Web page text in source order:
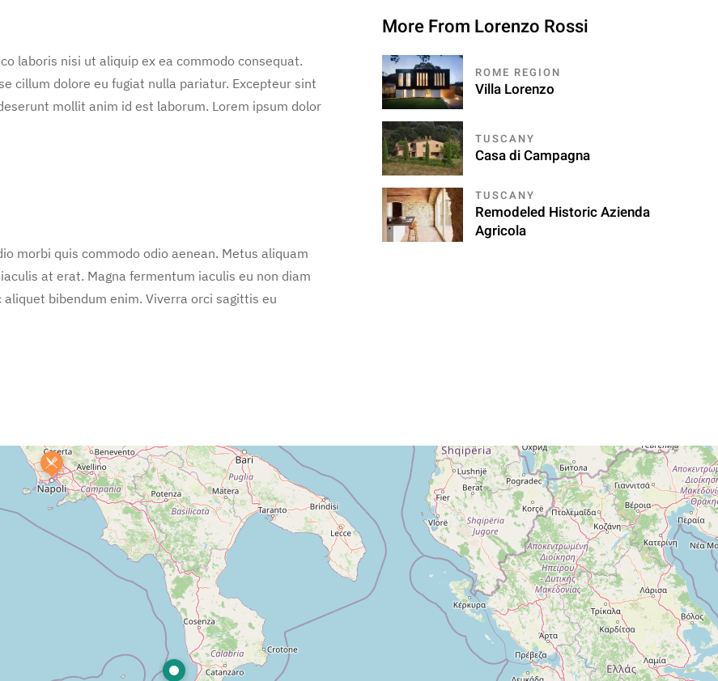
laboris nisi ut aliquip ex ea commodo consequat.
cillum dolore eu fugiat nulla pariatur. Excepteur sint
mollit anim id est laborum. Lorem ipsum dolor
morbi quis commodo odio aenean. Metus aliquam
at erat. Magna fermentum iaculis eu non diam
bibendum enim. Viverra orci sagittis eu
More From Lorenzo Rossi
ROME REGION
Villa Lorenzo
TUSCANY
Casa di Campagna
TUSCANY
Remodeled Historic Azienda
Agricola